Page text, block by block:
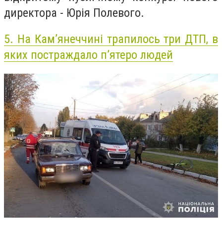
директора - Юрія Полевого.
5. На Кам’янеччині трапилось три ДТП, в
яких постраждало п’ятеро людей